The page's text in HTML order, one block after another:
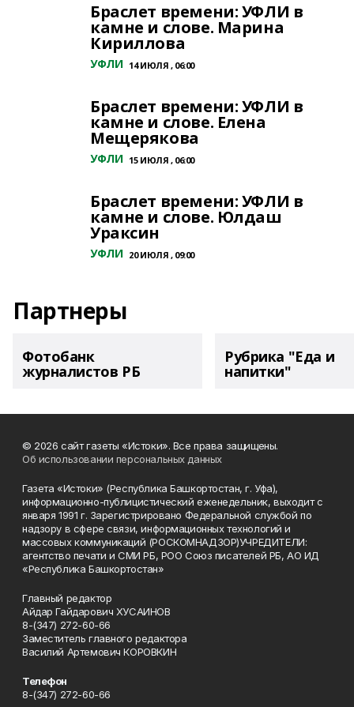
Браслет времени: УФЛИ в
камне и слове. Марина
Кириллова
УФЛИ 14 ИЮЛЯ , 06:00
Браслет времени: УФЛИ в
камне и слове. Елена
Мещерякова
УФЛИ 15 ИЮЛЯ , 06:00
Браслет времени: УФЛИ в
камне и слове. Юлдаш
Ураксин
УФЛИ 20 ИЮЛЯ , 09:00
Партнеры
Фотобанк
журналистов РБ
Рубрика "Еда и
напитки"
© 2026 сайт газеты «Истоки». Все права защищены.
Об использовании персональных данных
Газета «Истоки» (Республика Башкортостан, г. Уфа),
информационно-публицистический еженедельник, выходит с
января 1991 г. Зарегистрировано Федеральной службой по
надзору в сфере связи, информационных технологий и
массовых коммуникаций (РОСКОМНАДЗОР)УЧРЕДИТЕЛИ:
агентство печати и СМИ РБ, РОО Союз писателей РБ, АО ИД
«Республика Башкортостан»
Главный редактор
Айдар Гайдарович ХУСАИНОВ
8-(347) 272-60-66
Заместитель главного редактора
Василий Артемович КОРОВКИН
Телефон
8-(347) 272-60-66